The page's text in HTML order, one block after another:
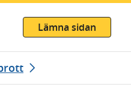
Lämna sidan